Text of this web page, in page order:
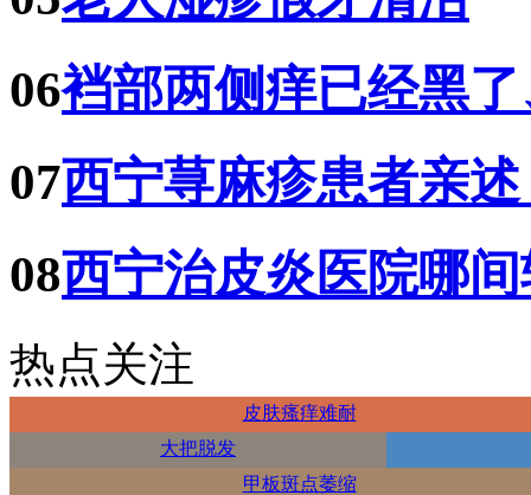
06裆部两侧痒已经黑
07西宁荨麻疹患者亲
08西宁治皮炎医院哪
热点关注
皮肤瘙痒难耐
大把脱发
甲板斑点萎缩